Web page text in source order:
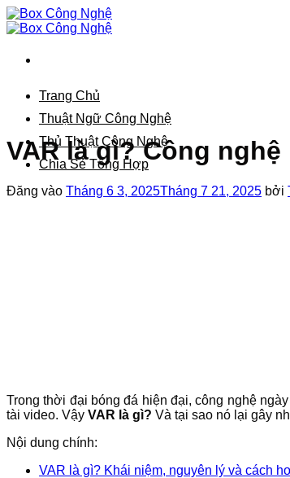
Bỏ
qua
dung
Trang Chủ
Thuật Ngữ Công Nghệ
Thủ Thuật Công Nghệ
Chia Sẻ Tổng Hợp
VAR là gì? Công
Đăng vào Tháng 6 3, 2025Tháng 7 21, 2025 bởi
Trong thời đại bóng đá hiện đại, công nghệ
tài video. Vậy VAR là gì? Và tại sao nó lại gây
Nội dung chính:
VAR là gì? Khái niệm, nguyên lý và cách